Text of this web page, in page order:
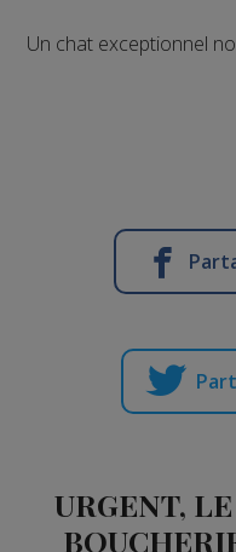
Un chat exceptionnel
URGENT,